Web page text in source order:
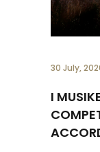
30 July,
I